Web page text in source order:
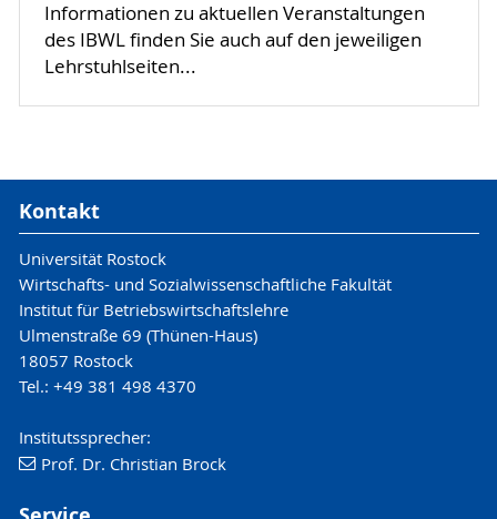
Informationen zu aktuellen Veranstaltungen
des IBWL finden Sie auch auf den jeweiligen
Lehrstuhlseiten...
Kontakt
Universität Rostock
Wirtschafts- und Sozialwissenschaftliche Fakultät
Institut für Betriebswirtschaftslehre
Ulmenstraße 69 (Thünen-Haus)
18057 Rostock
Tel.: +49 381 498 4370
Institutssprecher:
Prof. Dr. Christian Brock